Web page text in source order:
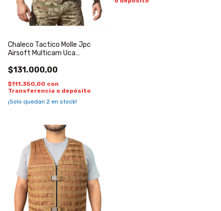
Chaleco Tactico Molle Jpc
Airsoft Multicam Uca
$131.000,00
$111.350,00 con
Transferencia o depósito
¡Solo quedan 2 en stock!